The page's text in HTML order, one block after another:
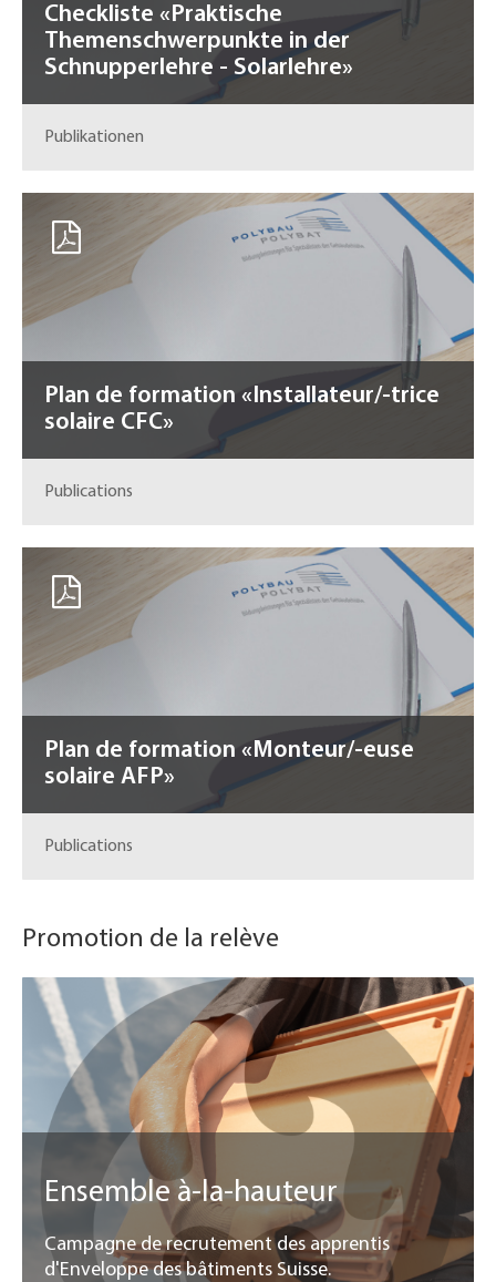
Checkliste «Praktische
Themenschwerpunkte in der
Schnupperlehre - Solarlehre»
Publikationen
Plan de formation «Installateur/-trice
solaire CFC»
Publications
Plan de formation «Monteur/-euse
solaire AFP»
Publications
Promotion de la relève
Ensemble à-la-hauteur
Campagne de recrutement des apprentis
d'Enveloppe des bâtiments Suisse.